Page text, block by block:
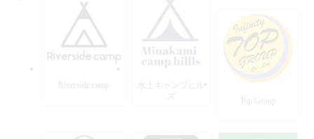
Riverside camp
水上キャンプヒル
Top Group